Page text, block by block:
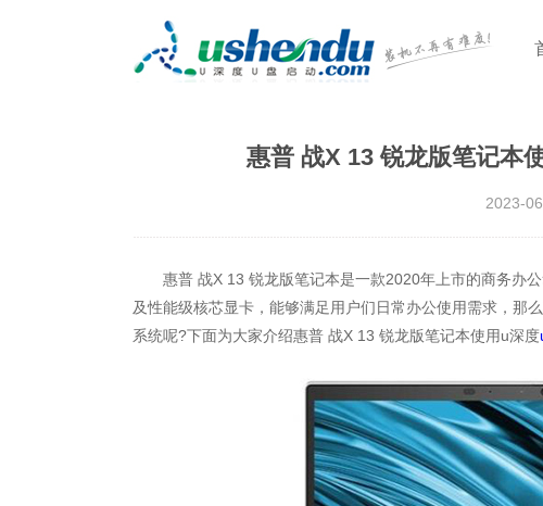
惠普 战X 13 锐龙版笔记本
2023-
惠普 战X 13 锐龙版笔记本是一款2020年上市的商务办公
及性能级核芯显卡，能够满足用户们日常办公使用需求，那
系统呢?下面为大家介绍惠普 战X 13 锐龙版笔记本使用u深度